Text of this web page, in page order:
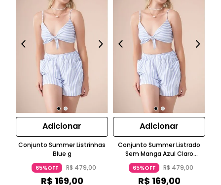
Adicionar
Conjunto Summer Listrinhas
Blue g
65%OFF R$479,00
R$ 169,00
Adicionar
Conjunto Summer Listrado
Sem Manga Azul Claro
Suntime
65%OFF R$479,00
R$ 169,00